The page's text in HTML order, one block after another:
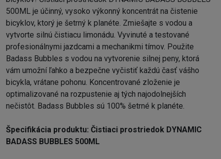
500ML je účinný, vysoko výkonný koncentrát na čistenie
bicyklov, ktorý je šetrný k planéte. Zmiešajte s vodou a
vytvorte silnú čistiacu limonádu. Vyvinuté a testované
profesionálnymi jazdcami a mechanikmi tímov. Použite
Badass Bubbles s vodou na vytvorenie silnej peny, ktorá
vám umožní ľahko a bezpečne vyčistiť každú časť vášho
bicykla, vrátane pohonu. Koncentrované zloženie je
optimalizované na rozpustenie aj tých najodolnejších
nečistôt. Badass Bubbles sú 100% šetrné k planéte.
Špecifikácia produktu: Čistiaci prostriedok DYNAMIC
BADASS BUBBLES 500ML